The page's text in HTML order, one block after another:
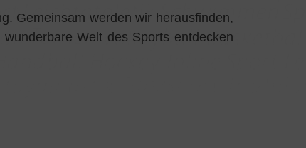
Gemeinsam werden wir herausfinden,
Welt des Sports entdecken